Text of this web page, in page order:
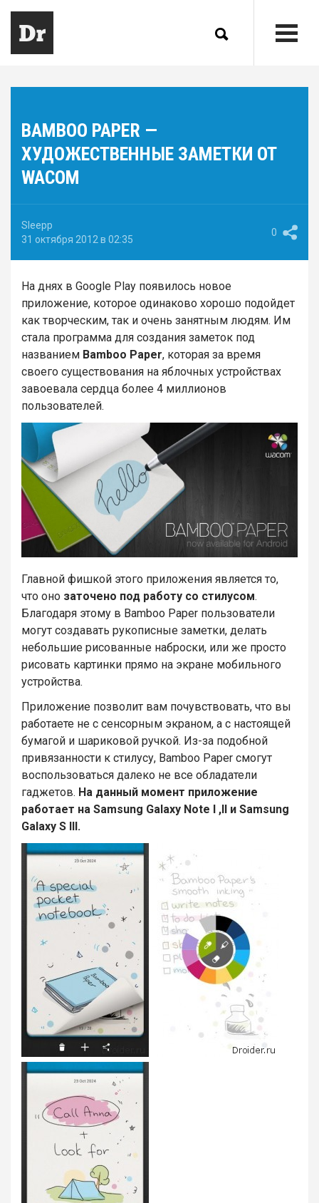
BAMBOO PAPER —
ХУДОЖЕСТВЕННЫЕ ЗАМЕТКИ ОТ
WACOM
Sleepp
31 октября 2012 в 02:35
0
На днях в Google Play появилось новое
приложение, которое одинаково хорошо подойдет
как творческим, так и очень занятным людям. Им
стала программа для создания заметок под
названием Bamboo Paper, которая за время
своего существования на яблочных устройствах
завоевала сердца более 4 миллионов
пользователей.
Главной фишкой этого приложения является то,
что оно заточено под работу со стилусом.
Благодаря этому в Bamboo Paper пользователи
могут создавать рукописные заметки, делать
небольшие рисованные наброски, или же просто
рисовать картинки прямо на экране мобильного
устройства.
Приложение позволит вам почувствовать, что вы
работаете не с сенсорным экраном, а с настоящей
бумагой и шариковой ручкой. Из-за подобной
привязанности к стилусу, Bamboo Paper смогут
воспользоваться далеко не все обладатели
гаджетов. На данный момент приложение
работает на Samsung Galaxy Note I ,II и Samsung
Galaxy S III.